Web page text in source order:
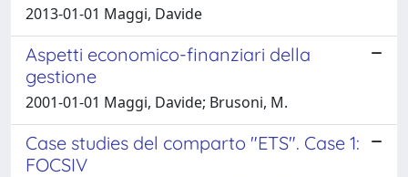
2013-01-01 Maggi, Davide
Aspetti economico-finanziari della
gestione
2001-01-01 Maggi, Davide; Brusoni, M.
Case studies del comparto "ETS". Case 1:
FOCSIV